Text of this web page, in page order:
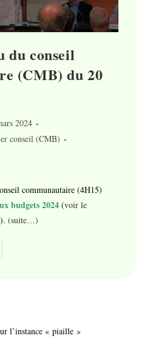
du conseil
(CMB) du 20
2024
conseil (CMB)
communautaire (4H15)
budgets 2024 (voir le
). (suite…)
l’instance « piaille »